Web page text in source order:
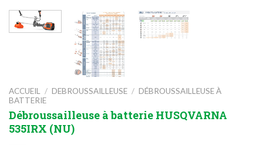
ACCUEIL / DEBROUSSAILLEUSE / DÉBROUSSAILLEUSE À
BATTERIE
Débroussailleuse à batterie HUSQVARNA
535IRX (NU)